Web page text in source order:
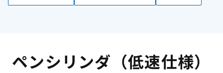
ペンシリンダ（低速仕様）